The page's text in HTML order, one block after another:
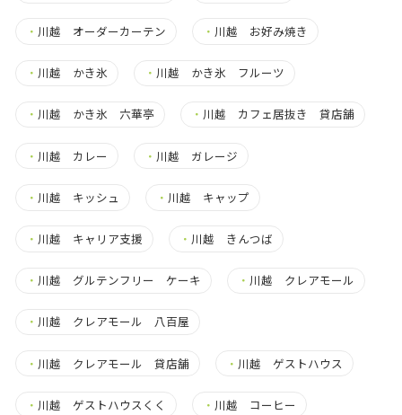
・ 川越 オーダーカーテン ・ 川越 お好み焼き
・ 川越 かき氷 ・ 川越 かき氷 フルーツ
・ 川越 かき氷 六華亭 ・ 川越 カフェ居抜き 貸店舗
・ 川越 カレー ・ 川越 ガレージ
・ 川越 キッシュ ・ 川越 キャップ
・ 川越 キャリア支援 ・ 川越 きんつば
・ 川越 グルテンフリー ケーキ ・ 川越 クレアモール
・ 川越 クレアモール 八百屋
・ 川越 クレアモール 貸店舗 ・ 川越 ゲストハウス
・ 川越 ゲストハウスくく ・ 川越 コーヒー